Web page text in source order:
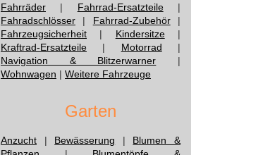
Fahrräder | Fahrrad-Ersatzteile|
Fahradschlösser | Fahrrad-Zubehör|
Fahrzeugsicherheit | Kindersitze|
Kraftrad-Ersatzteile | Motorrad |
Navigation & Blitzerwarner |
Wohnwagen | Weitere Fahrzeuge
Garten
Anzucht | Bewässerung | Blumen &